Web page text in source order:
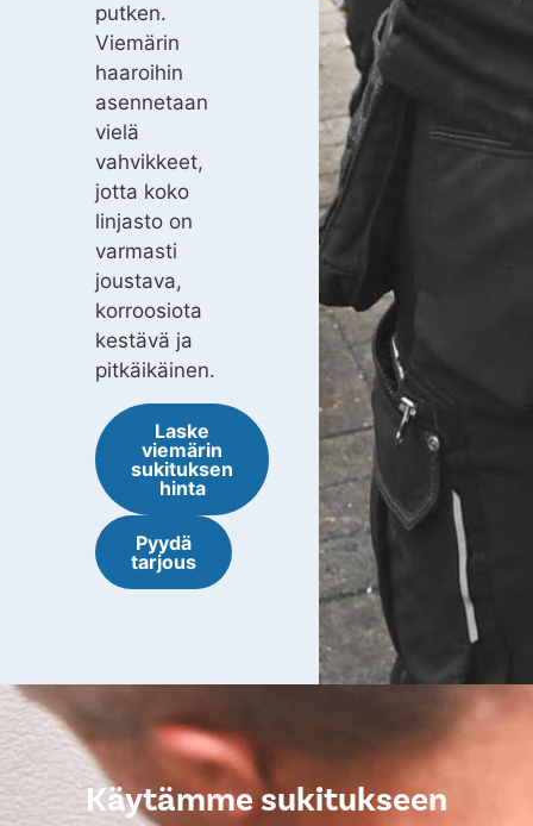
putken.
Viemärin
haaroihin
asennetaan
vielä
vahvikkeet,
jotta koko
linjasto on
varmasti
joustava,
korroosiota
kestävä ja
pitkäikäinen.
Laske
viemärin
sukituksen
hinta
Pyydä
tarjous
Käytämme sukitukseen